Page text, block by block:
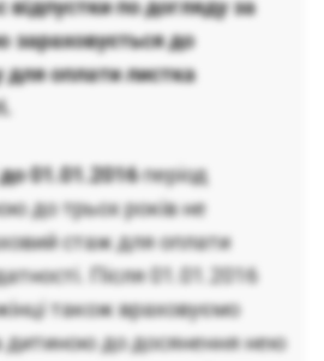
відпустки по догляду за
зараховується до
для оплати листка
до 01.01.2016період
до трьох років не
стаж для оплати
Після 01.01.2016
також враховуємо
дитиною до досянення нею